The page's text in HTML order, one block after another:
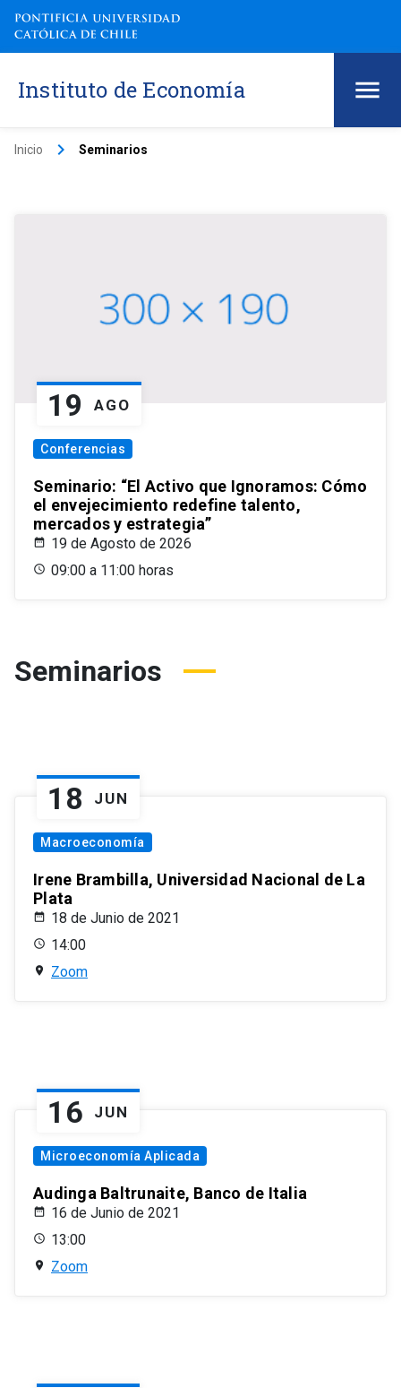
Instituto de Economía
Inicio keyboard_arrow_right Seminarios
19 AGO
Conferencias
Seminario: “El Activo que Ignoramos: Cómo
el envejecimiento redefine talento,
mercados y estrategia”
19 de Agosto de 2026
09:00 a 11:00 horas
Seminarios
18 JUN
Macroeconomía
Irene Brambilla, Universidad Nacional de La
Plata
18 de Junio de 2021
14:00
Zoom
16 JUN
Microeconomía Aplicada
Audinga Baltrunaite, Banco de Italia
16 de Junio de 2021
13:00
Zoom